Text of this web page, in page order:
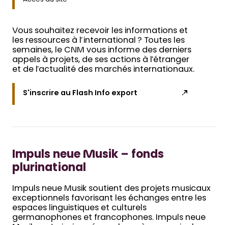
Vous souhaitez recevoir les informations et
les ressources à l’international ? Toutes les
semaines, le CNM vous informe des derniers
appels à projets, de ses actions à l’étranger
et de l’actualité des marchés internationaux.
S'inscrire au Flash Info export
Impuls neue Musik – fonds
plurinational
Impuls neue Musik soutient des projets musicaux
exceptionnels favorisant les échanges entre les
espaces linguistiques et culturels
germanophones et francophones. Impuls neue